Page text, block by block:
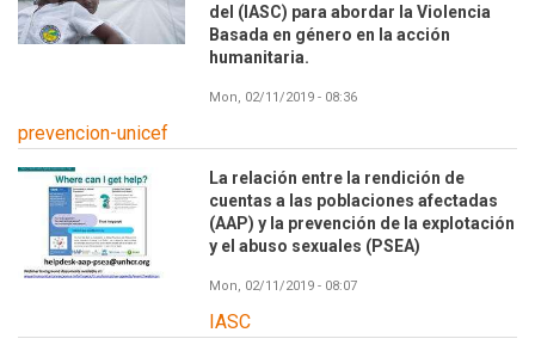
del (IASC) para abordar la Violencia
Basada en género en la acción
humanitaria.
Mon, 02/11/2019 - 08:36
prevencion-unicef
La relación entre la rendición de
cuentas a las poblaciones afectadas
(AAP) y la prevención de la explotación
y el abuso sexuales (PSEA)
Mon, 02/11/2019 - 08:07
IASC